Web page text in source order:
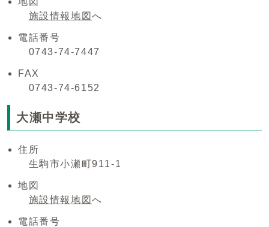
施設情報地図へ
電話番号
0743-74-7447
FAX
0743-74-6152
大瀬中学校
住所
生駒市小瀬町911-1
地図
施設情報地図へ
電話番号